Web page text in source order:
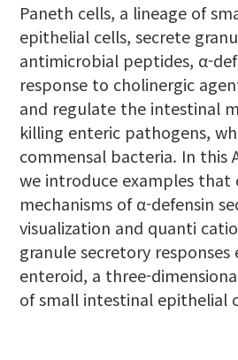
Paneth cells, a lineage of
epithelial cells, secrete
antimicrobial peptides, α-
response to cholinergic
and regulate the intestinal
killing enteric pathogens,
commensal bacteria. In this
we introduce examples that
mechanisms of α-defensin
visualization and quanti
granule secretory responses
enteroid, a three-
of small intestinal epithelial